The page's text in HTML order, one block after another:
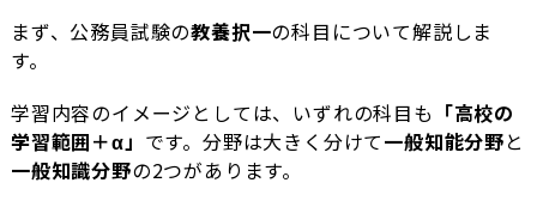
まず、公務員試験の教養択一の科目について解説しま
す。
学習内容のイメージとしては、いずれの科目も 「高校の
学習範囲＋α」 です。分野は大きく分けて一般知能分野と
一般知識分野の2つがあります。